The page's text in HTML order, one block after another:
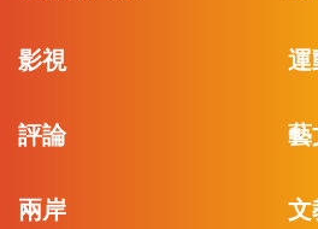
影視 運
評論 藝
兩岸 文